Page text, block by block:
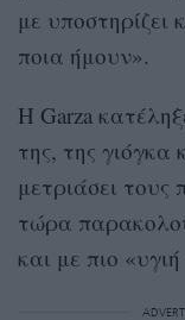
με
ποια ήμουν».
Η Garza
της, της
μετριάσει τους
τώρα
και με πιο